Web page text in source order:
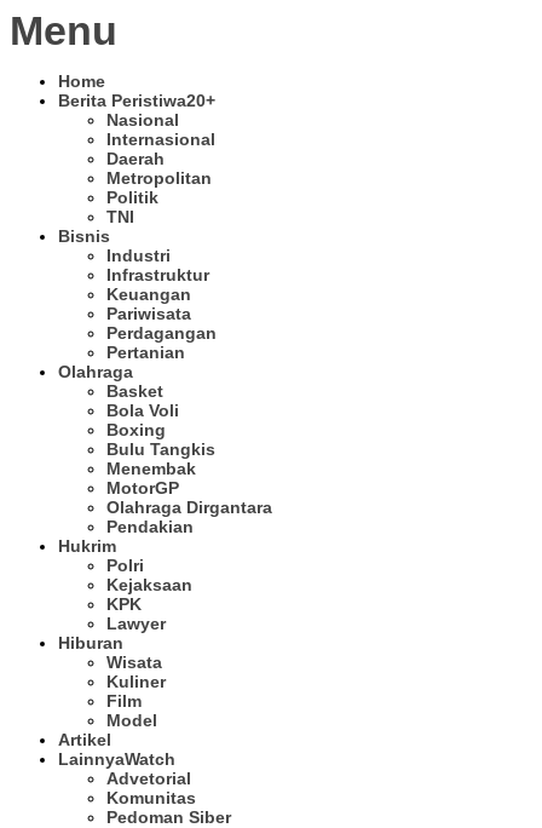
Menu
Home
Berita Peristiwa20+
Nasional
Internasional
Daerah
Metropolitan
Politik
TNI
Bisnis
Industri
Infrastruktur
Keuangan
Pariwisata
Perdagangan
Pertanian
Olahraga
Basket
Bola Voli
Boxing
Bulu Tangkis
Menembak
MotorGP
Olahraga Dirgantara
Pendakian
Hukrim
Polri
Kejaksaan
KPK
Lawyer
Hiburan
Wisata
Kuliner
Film
Model
Artikel
LainnyaWatch
Advetorial
Komunitas
Pedoman Siber